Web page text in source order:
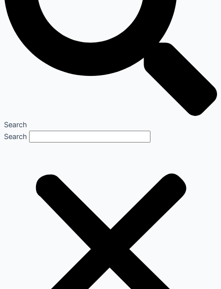
Search
Search